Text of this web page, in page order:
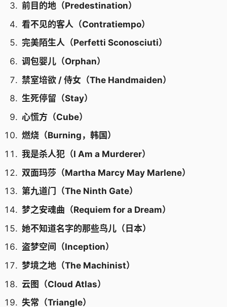
前目的地（Predestination）
看不见的客人（Contratiempo）
完美陌生人（Perfetti Sconosciuti）
调包婴儿（Orphan）
禁室培欲 / 侍女（The Handmaiden）
生死停留（Stay）
心慌方（Cube）
燃烧（Burning，韩国）
我是杀人犯（I Am a Murderer）
双面玛莎（Martha Marcy May Marlene）
第九道门（The Ninth Gate）
梦之安魂曲（Requiem for a Dream）
她不知道名字的那些鸟儿（日本）
盗梦空间（Inception）
梦境之地（The Machinist）
云图（Cloud Atlas）
失常（Triangle）